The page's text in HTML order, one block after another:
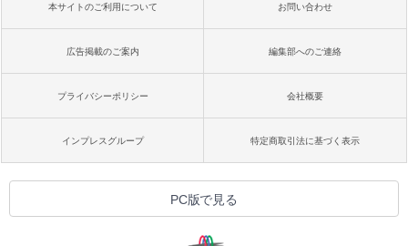
本サイトのご利用について お問い合わせ
広告掲載のご案内 編集部へのご連絡
プライバシーポリシー 会社概要
インプレスグループ 特定商取引法に基づく表示
PC版で見る